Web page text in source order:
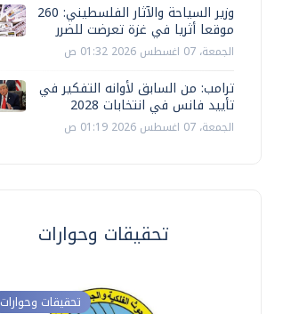
وزير السياحة والآثار الفلسطيني: 260
موقعا أثريا في غزة تعرضت للضرر
الجمعة، 07 اغسطس 2026 01:32 ص
ترامب: من السابق لأوانه التفكير في
تأييد فانس في انتخابات 2028
الجمعة، 07 اغسطس 2026 01:19 ص
تحقيقات وحوارات
تحقيقات وحوارات